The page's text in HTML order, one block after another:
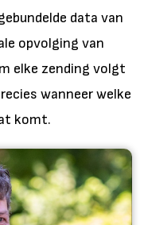
data van
opvolging van
elke zending volgt
wanneer welke
komt.